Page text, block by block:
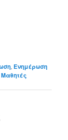
, Ενημέρωση
Μαθητές